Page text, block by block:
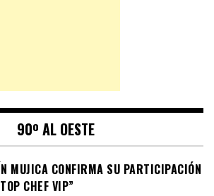
90º AL OESTE
MUJICA CONFIRMA SU PARTICIPACIÓN
CHEF VIP”